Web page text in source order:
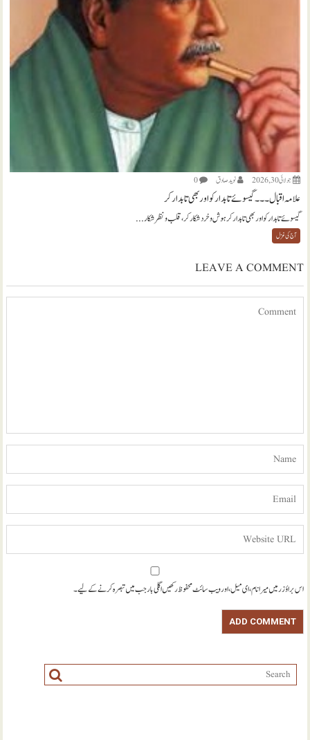
جولائی 30, 2026 نويد صادق 0
علامہ اقبال ۔۔۔ گیسوئے تابدار کو اور بھی تابدار کر
گیسوئے تابدار کو اور بھی تابدار کر ہوش و خرد شکار کر، قلب و نظر شکار...
آج کی غزل
LEAVE A COMMENT
اس براؤزر میں میرا نام، ای میل، اور ویب سائٹ محفوظ رکھیں اگلی بار جب میں تبصرہ کرنے کےلیے۔